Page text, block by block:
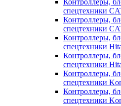
Контроллеры,
спецтехники
Контроллеры,
спецтехники
Контроллеры,
спецтехники
Контроллеры,
спецтехники
Контроллеры,
спецтехники
Контроллеры,
спецтехники